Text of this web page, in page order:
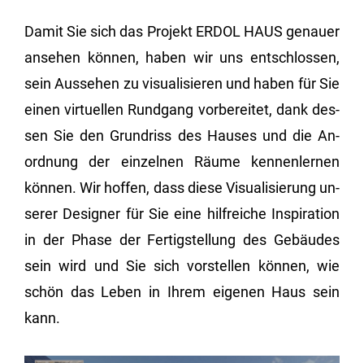
Damit Sie sich das Pro­jekt ERDOL HAUS ge­nau­er
an­se­hen kön­nen, haben wir uns ent­schlos­sen,
sein Aus­se­hen zu vi­sua­li­sie­ren und haben für Sie
einen vir­tu­el­len Rund­gang vor­be­rei­tet, dank des­
sen Sie den Grund­riss des Hau­ses und die An­
ord­nung der ein­zel­nen Räume ken­nen­ler­nen
kön­nen. Wir hof­fen, dass diese Vi­sua­li­sie­rung un­
se­rer De­si­gner für Sie eine hilf­rei­che In­spi­ra­ti­on
in der Phase der Fer­tig­stel­lung des Ge­bäu­des
sein wird und Sie sich vor­stel­len kön­nen, wie
schön das Leben in Ihrem ei­ge­nen Haus sein
kann.